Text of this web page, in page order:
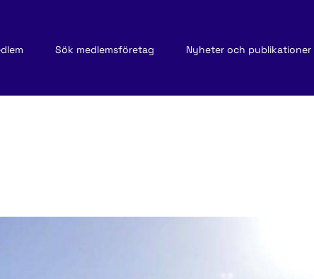
Sök medlemsföretag Nyheter och publikationer